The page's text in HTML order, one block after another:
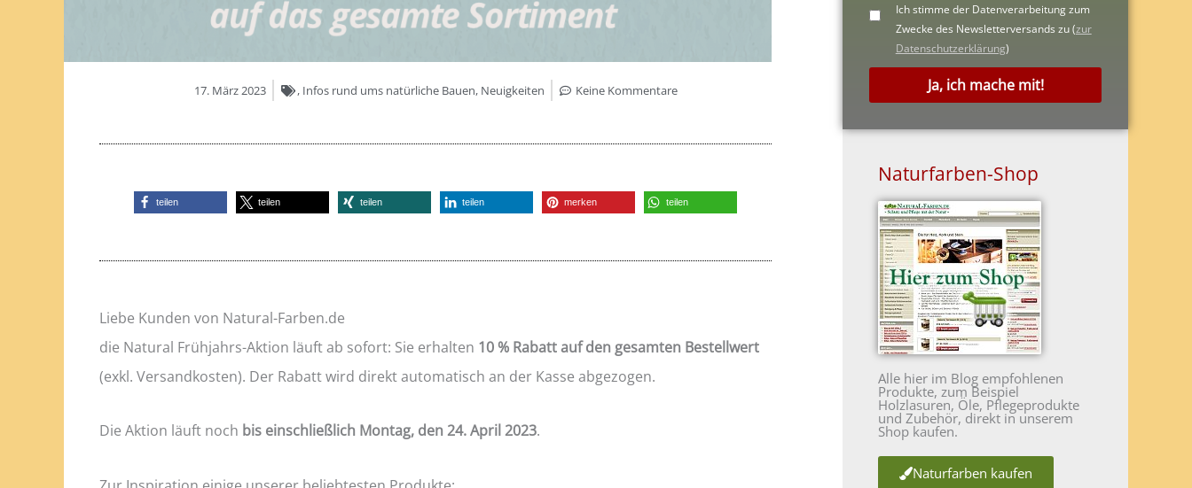
17. März 2023 , Infos rund ums natürliche Bauen, Neuigkeiten Keine Kommentare
teilen teilen teilen teilen merken teilen
Liebe Kunden von Natural-Farben.de
die Natural Frühjahrs-Aktion läuft ab sofort: Sie erhalten 10 % Rabatt auf den gesamten Bestellwert
(exkl. Versandkosten). Der Rabatt wird direkt automatisch an der Kasse abgezogen.
Die Aktion läuft noch bis einschließlich Montag, den 24. April 2023.
Datenschutz
Ich stimme der Datenverarbeitung zum
Zwecke des Newsletterversands zu (zur
Datenschutzerklärung)
Ja, ich mache mit!
Naturfarben-Shop
Alle hier im Blog empfohlenen
Produkte, zum Beispiel
Holzlasuren, Öle, Pflegeprodukte
und Zubehör, direkt in unserem
Shop kaufen.
Naturfarben kaufen